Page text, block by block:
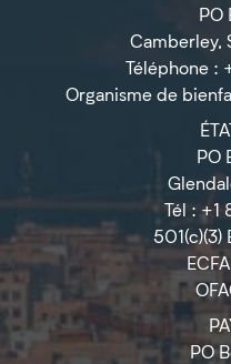
PO
Camberley,
Téléphone :
Organisme de
PO
Tél : +1
501(c)(3)
PO